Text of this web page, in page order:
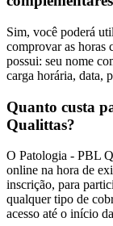
Sim, você poderá
comprovar as horas
possui: seu nome
carga horária, data,
Quanto custa
Qualittas?
O Patologia - PBL
online na hora de
inscrição, para
qualquer tipo de
acesso até o início